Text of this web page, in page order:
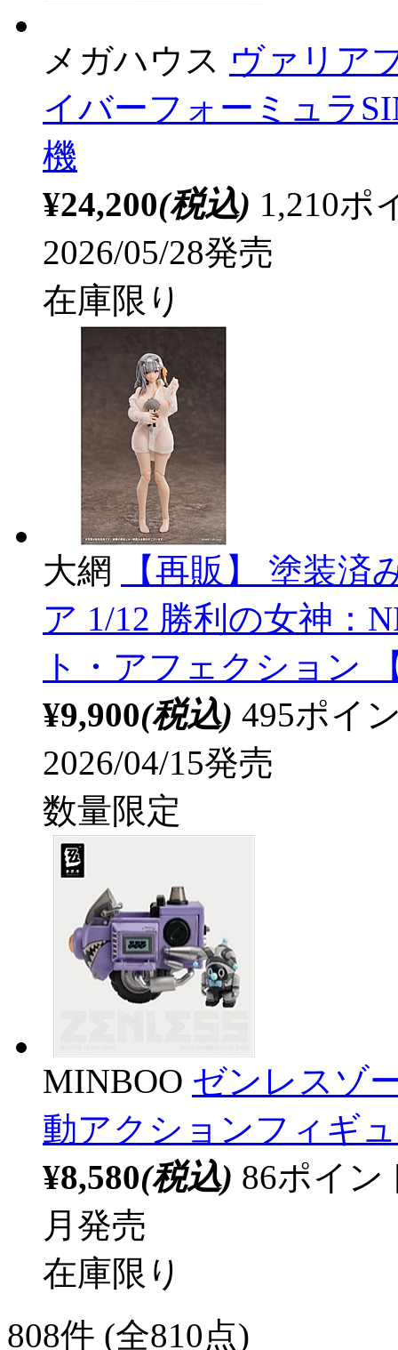
メガハウス ヴァリア
イバーフォーミュラ
機
¥24,200(税込) 1,210ポ
2026/05/28発売
在庫限り
大網
【再販】 塗装
ア 1/12 勝利の女神：
ト・アフェクション
¥9,900(税込) 495ポイ
2026/04/15発売
数量限定
MINBOO ゼンレスゾ
動アクションフィギ
¥8,580(税込) 86ポイ
月発売
在庫限り
808件 (全810点)